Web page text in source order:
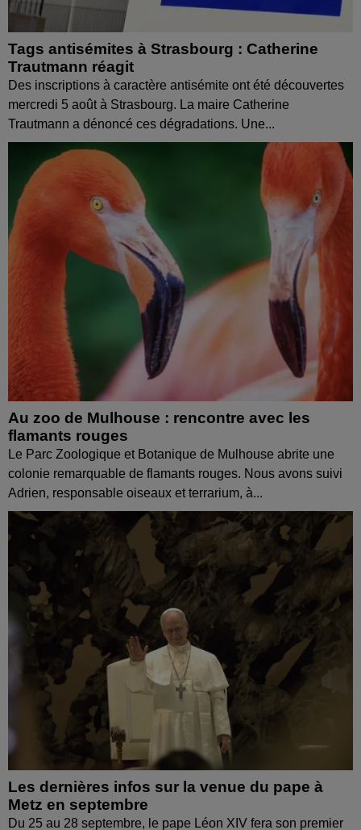
Tags antisémites à Strasbourg : Catherine
Trautmann réagit
Des inscriptions à caractère antisémite ont été découvertes
mercredi 5 août à Strasbourg. La maire Catherine
Trautmann a dénoncé ces dégradations. Une...
Au zoo de Mulhouse : rencontre avec les
flamants rouges
Le Parc Zoologique et Botanique de Mulhouse abrite une
colonie remarquable de flamants rouges. Nous avons suivi
Adrien, responsable oiseaux et terrarium, à...
Les dernières infos sur la venue du pape à
Metz en septembre
Du 25 au 28 septembre, le pape Léon XIV fera son premier